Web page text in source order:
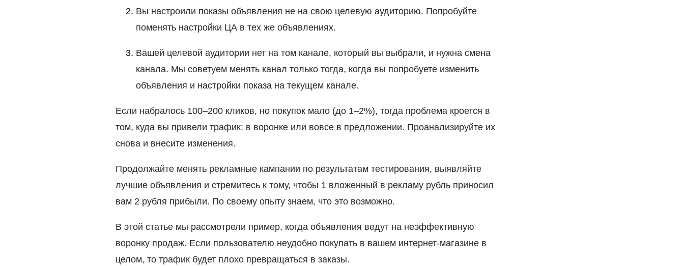
Вы настроили показы объявления не на свою целевую аудиторию. Попробуйте
поменять настройки ЦА в тех же объявлениях.
Вашей целевой аудитории нет на том канале, который вы выбрали, и нужна смена
канала. Мы советуем менять канал только тогда, когда вы попробуете изменить
объявления и настройки показа на текущем канале.
Если набралось 100–200 кликов, но покупок мало (до 1–2%), тогда проблема кроется в
том, куда вы привели трафик: в воронке или вовсе в предложении. Проанализируйте их
снова и внесите изменения.
Продолжайте менять рекламные кампании по результатам тестирования, выявляйте
лучшие объявления и стремитесь к тому, чтобы 1 вложенный в рекламу рубль приносил
вам 2 рубля прибыли. По своему опыту знаем, что это возможно.
В этой статье мы рассмотрели пример, когда объявления ведут на неэффективную
воронку продаж. Если пользователю неудобно покупать в вашем интернет-магазине в
целом, то трафик будет плохо превращаться в заказы.